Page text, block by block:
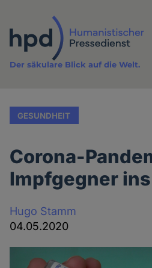
Inhalt
Der säkulare Blick auf die Welt.
GESUNDHEIT
Corona-
Impfgegner
Hugo Stamm
04.05.2020